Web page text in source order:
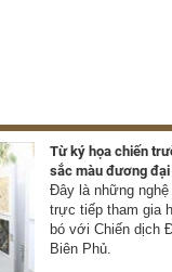
Từ ký họa chiến
sắc màu đương đại
Đây là những
trực tiếp tham gia
bó với Chiến dịch
Biên Phủ.